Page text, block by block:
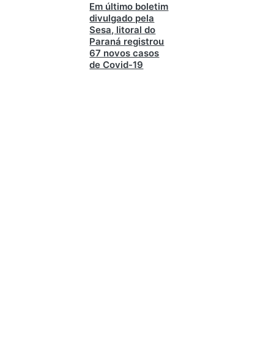
Em último boletim
divulgado pela
Sesa, litoral do
Paraná registrou
67 novos casos
de Covid-19